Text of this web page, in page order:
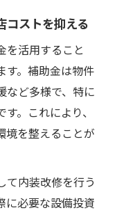
コストを抑える
を活用すること
す。補助金は物件
など多様で、特に
。これにより、
境を整えることが
て内装改修を行う
に必要な設備投資